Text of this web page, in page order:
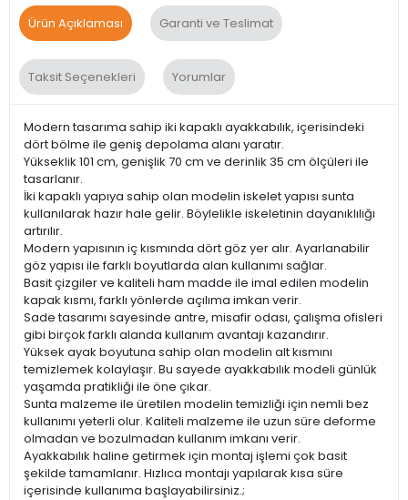
Ürün Açıklaması Garanti ve Teslimat
Taksit Seçenekleri Yorumlar
Modern tasarıma sahip iki kapaklı ayakkabılık, içerisindeki
dört bölme ile geniş depolama alanı yaratır.
Yükseklik 101 cm, genişlik 70 cm ve derinlik 35 cm ölçüleri ile
tasarlanır.
İki kapaklı yapıya sahip olan modelin iskelet yapısı sunta
kullanılarak hazır hale gelir. Böylelikle iskeletinin dayanıklılığı
artırılır.
Modern yapısının iç kısmında dört göz yer alır. Ayarlanabilir
göz yapısı ile farklı boyutlarda alan kullanımı sağlar.
Basit çizgiler ve kaliteli ham madde ile imal edilen modelin
kapak kısmı, farklı yönlerde açılıma imkan verir.
Sade tasarımı sayesinde antre, misafir odası, çalışma ofisleri
gibi birçok farklı alanda kullanım avantajı kazandırır.
Yüksek ayak boyutuna sahip olan modelin alt kısmını
temizlemek kolaylaşır. Bu sayede ayakkabılık modeli günlük
yaşamda pratikliği ile öne çıkar.
Sunta malzeme ile üretilen modelin temizliği için nemli bez
kullanımı yeterli olur. Kaliteli malzeme ile uzun süre deforme
olmadan ve bozulmadan kullanım imkanı verir.
Ayakkabılık haline getirmek için montaj işlemi çok basit
şekilde tamamlanır. Hızlıca montajı yapılarak kısa süre
içerisinde kullanıma başlayabilirsiniz.;